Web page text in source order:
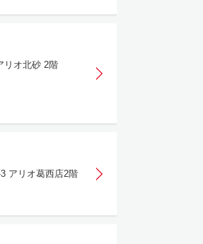
オ北砂 2階
アリオ葛西店2階